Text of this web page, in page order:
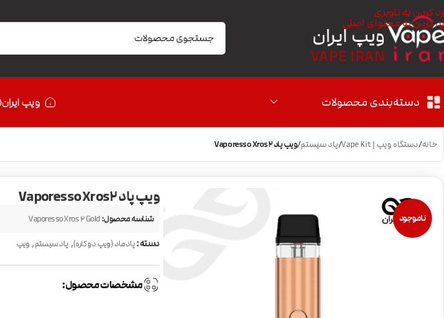
رد کردن به ناوبری
رد کردن به محتوای اصلی
ویپ ایران
VAPE IRAN
دسته‌بندی محصولات ویپ ایران
خانه/دستگاه ویپ | Vape Kit /پاد سیستم/ویپ پاد Vaporesso Xros2
ناموجود
ویپ پاد Vaporesso Xros2
شناسه محصول:Vaporesso Xros 2 Gold
دسته:پادماد (ویپ دو کاره), پاد سیستم,ویپ
مشخصات محصول: